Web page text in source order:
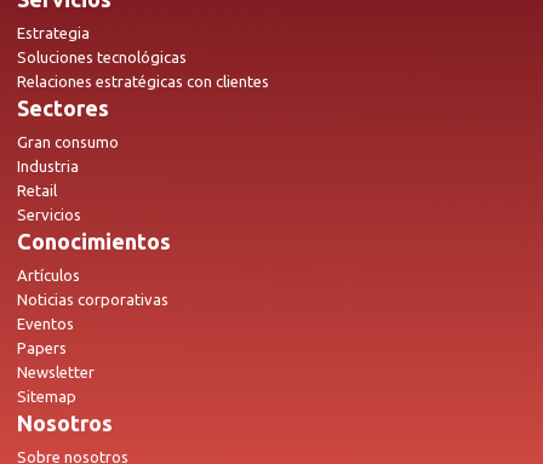
Estrategia
Soluciones tecnológicas
Relaciones estratégicas con clientes
Sectores
Gran consumo
Industria
Retail
Servicios
Conocimientos
Artículos
Noticias corporativas
Eventos
Papers
Newsletter
Sitemap
Nosotros
Sobre nosotros